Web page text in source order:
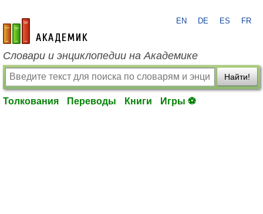
academic.ru
EN DE ES FR
Словари и энциклопедии на Академике
Найти!
Толкования Переводы Книги Игры ⚽